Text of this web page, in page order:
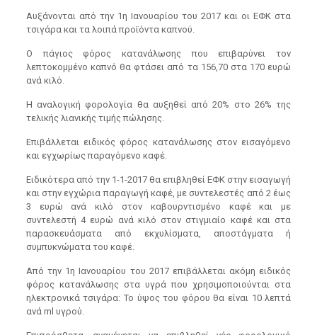
Αυξάνονται από την 1η Ιανουαρίου του 2017 και οι ΕΦΚ στα
τσιγάρα και τα λοιπά προϊόντα καπνού.
Ο πάγιος φόρος κατανάλωσης που επιβαρύνει τον
λεπτοκομμένο καπνό θα φτάσει από τα 156,70 στα 170 ευρώ
ανά κιλό.
Η αναλογική φορολογία θα αυξηθεί από 20% στο 26% της
τελικής λιανικής τιμής πώλησης.
Επιβάλλεται ειδικός φόρος κατανάλωσης στον εισαγόμενο
και εγχωρίως παραγόμενο καφέ.
Ειδικότερα από την 1-1-2017 θα επιβληθεί ΕΦΚ στην εισαγωγή
και στην εγχώρια παραγωγή καφέ, με συντελεστές από 2 έως
3 ευρώ ανά κιλό στον καβουρντισμένο καφέ και με
συντελεστή 4 ευρώ ανά κιλό στον στιγμιαίο καφέ και στα
παρασκευάσματα από εκχυλίσματα, αποστάγματα ή
συμπυκνώματα του καφέ.
Από την 1η Ιανουαρίου του 2017 επιβάλλεται ακόμη ειδικός
φόρος κατανάλωσης στα υγρά που χρησιμοποιούνται στα
ηλεκτρονικά τσιγάρα: Το ύψος του φόρου θα είναι 10 λεπτά
ανά ml υγρού.